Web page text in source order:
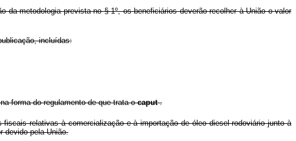
metodologia prevista no § 1º, os beneficiários deverão recolher à União o valor
incluídas:
forma do regulamento de que trata ocaput.
relativas à comercialização e à importação de óleo diesel rodoviário junto à
devido pela União.